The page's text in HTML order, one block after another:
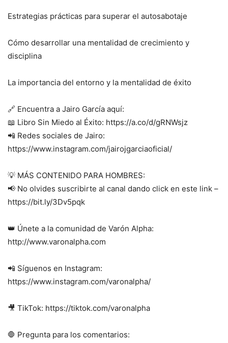
Estrategias prácticas para superar el autosabotaje
Cómo desarrollar una mentalidad de crecimiento y
disciplina
La importancia del entorno y la mentalidad de éxito
🔗 Encuentra a Jairo García aquí:
📖 Libro Sin Miedo al Éxito: ⁠https://a.co/d/gRNWsjz ⁠
📲 Redes sociales de Jairo:
⁠https://www.instagram.com/jairojgarciaoficial/⁠
💡 MÁS CONTENIDO PARA HOMBRES:
📢 No olvides suscribirte al canal dando click en este link –
⁠https://bit.ly/3Dv5pqk⁠
👑 Únete a la comunidad de Varón Alpha:
⁠http://www.varonalpha.com⁠
📲 Síguenos en Instagram:
⁠https://www.instagram.com/varonalpha/⁠
🎥 TikTok: ⁠https://tiktok.com/varonalpha⁠
🛑 Pregunta para los comentarios: